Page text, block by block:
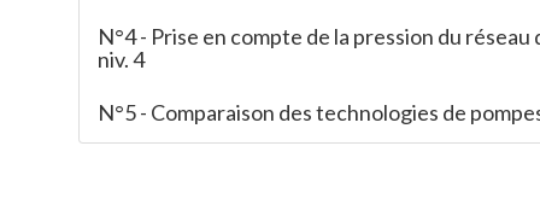
N°4 - Prise en compte de la pression du réseau
niv. 4
N°5 - Comparaison des technologies de